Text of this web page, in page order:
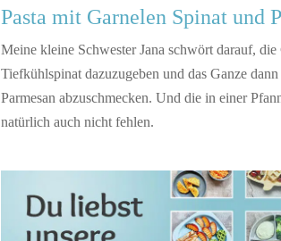
Pasta mit Garnelen Spinat und
Meine kleine Schwester Jana schwört darauf,
Tiefkühlspinat dazuzugeben und das Ganze
Parmesan abzuschmecken. Und die in einer
natürlich auch nicht fehlen.